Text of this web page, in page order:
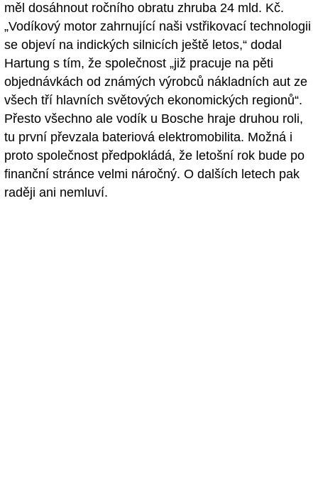
měl dosáhnout ročního obratu zhruba 24 mld. Kč.
„Vodíkový motor zahrnující naši vstřikovací technologii
se objeví na indických silnicích ještě letos,“ dodal
Hartung s tím, že společnost „již pracuje na pěti
objednávkách od známých výrobců nákladních aut ze
všech tří hlavních světových ekonomických regionů“.
Přesto všechno ale vodík u Bosche hraje druhou roli,
tu první převzala bateriová elektromobilita. Možná i
proto společnost předpokládá, že letošní rok bude po
finanční stránce velmi náročný. O dalších letech pak
raději ani nemluví.